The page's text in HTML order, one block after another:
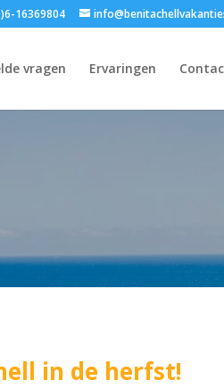
16369804
vragen Ervaringen
in de herfst!